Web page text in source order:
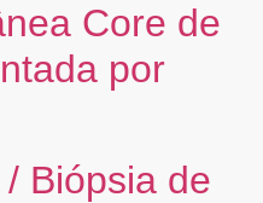
Core de
por
Biópsia de